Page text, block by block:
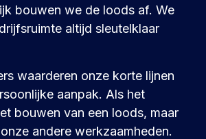
bouwen we de loods af. We
altijd sleutelklaar
waarderen onze korte lijnen
aanpak. Als het
bouwen van een loods, maar
andere werkzaamheden.